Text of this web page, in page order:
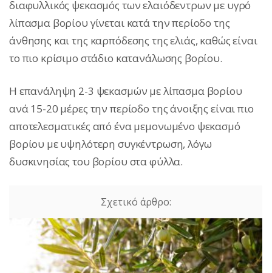
διαφυλλικός ψεκασμός των ελαιόδεντρων με υγρό
λίπασμα βορίου γίνεται κατά την περίοδο της
άνθησης και της καρπόδεσης της ελιάς, καθώς είναι
το πιο κρίσιμο στάδιο κατανάλωσης βορίου.
Η επανάληψη 2-3 ψεκασμών με λίπασμα βορίου
ανά 15-20 μέρες την περίοδο της άνοιξης είναι πιο
αποτελεσματικές από ένα μεμονωμένο ψεκασμό
βορίου με υψηλότερη συγκέντρωση, λόγω
δυσκινησίας του βορίου στα φύλλα.